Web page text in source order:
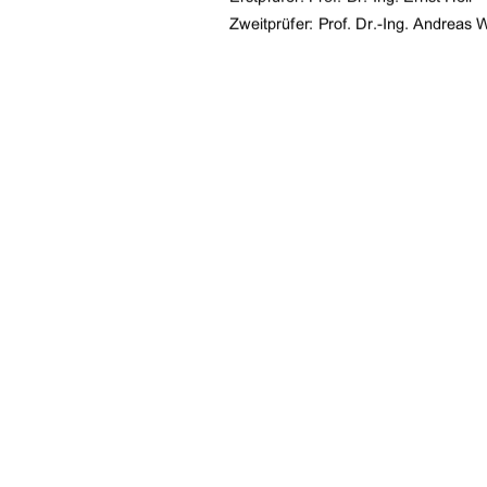
Zweitprüfer: Prof. Dr.-Ing. Andreas